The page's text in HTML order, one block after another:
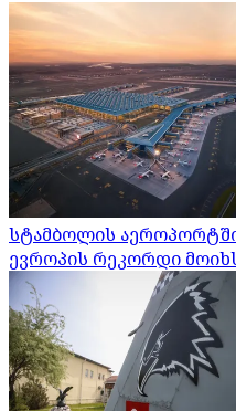
სტამბოლის
ევროპის რეკორდი